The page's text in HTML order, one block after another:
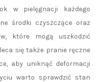
w pielęgnacji każdego
środki czyszczące oraz
które mogą uszkodzić
się także pranie ręczne
aby uniknąć deformacji
warto sprawdzić stan